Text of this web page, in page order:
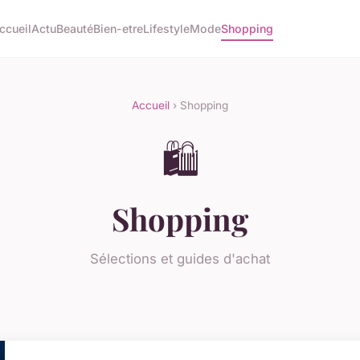
ActuBeautéBien-etreLifestyleModeShopping
Accueil › Shopping
🛍️
Shopping
Sélections et guides d'achat